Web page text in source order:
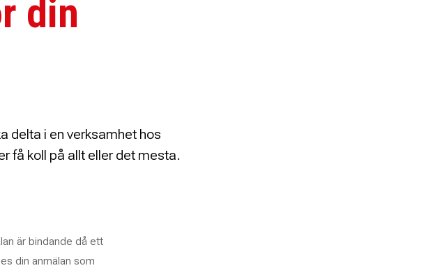
din
delta i en verksamhet hos
få koll på allt eller det mesta.
är bindande då ett
din anmälan som